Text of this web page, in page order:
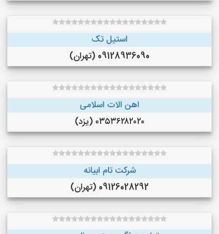
استیل تک
09128936090 (تهران)
اهن الات اسلامی
۰۳۵۳۶۲۸۲۰۲۰ (یزد)
شرکت تام ابیانه
09126028292 (تهران)